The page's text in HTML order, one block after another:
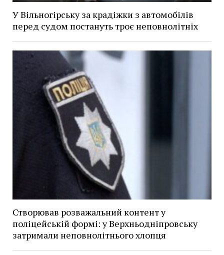
У Вільногірську за крадіжки з автомобілів
перед судом постануть троє неповнолітніх
Створював розважальний контент у
поліцейській формі: у Верхньодніпровську
затримали неповнолітнього хлопця